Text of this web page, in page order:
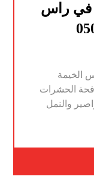
في راس
الخيمة
مكافحة الحشرات
الصراصير والنمل